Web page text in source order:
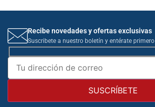
Recibe novedades y ofertas exclusivas
Suscribete a nuestro boletín y entérate primero